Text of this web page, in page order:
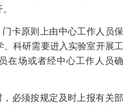
门卡原则上由中心工作人员保
科研需要进入实验室开展工
在场或者经中心工作人员确
必须按规定及时上报有关部